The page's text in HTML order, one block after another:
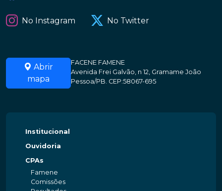
No Instagram No Twitter
Abrir
mapa
FACENE FAMENE
Avenida Frei Galvão, n 12, Gramame João
Pessoa/PB. CEP:58067-695
Institucional
Ouvidoria
CPAs
Famene
Comissões